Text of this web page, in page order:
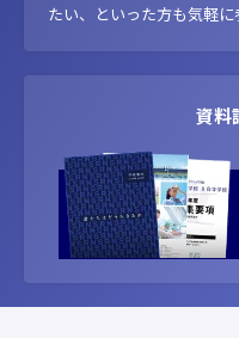
たい、といった方も気軽に
資料